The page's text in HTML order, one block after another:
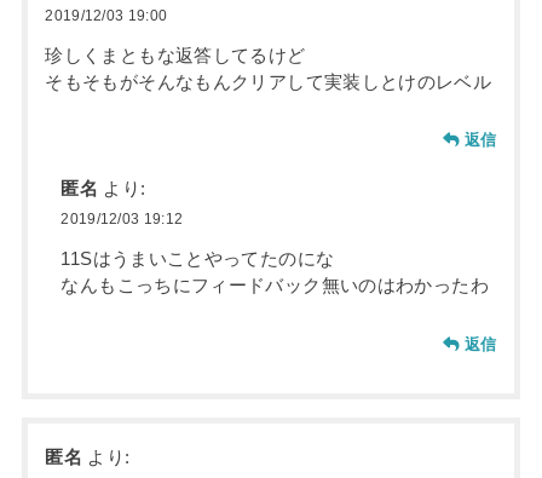
2019/12/03 19:00
珍しくまともな返答してるけど
そもそもがそんなもんクリアして実装しとけのレベル
返信
匿名 より:
2019/12/03 19:12
11Sはうまいことやってたのにな
なんもこっちにフィードバック無いのはわかったわ
返信
匿名 より: